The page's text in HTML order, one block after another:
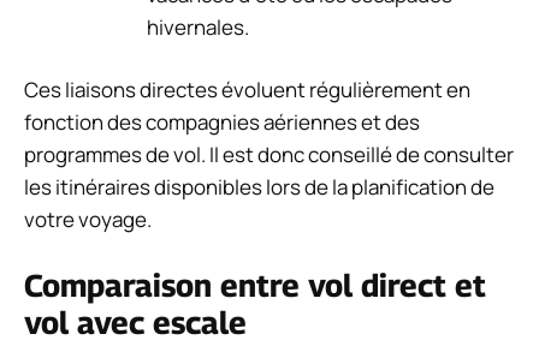
hivernales.
Ces liaisons directes évoluent régulièrement en
fonction des compagnies aériennes et des
programmes de vol. Il est donc conseillé de consulter
les itinéraires disponibles lors de la planification de
votre voyage.
Comparaison entre vol direct et
vol avec escale